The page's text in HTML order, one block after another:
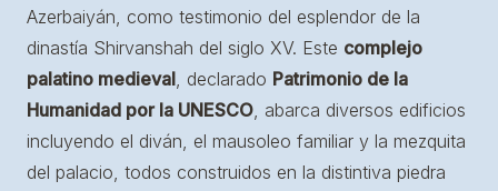
Azerbaiyán, como testimonio del esplendor de la
dinastía Shirvanshah del siglo XV. Este complejo
palatino medieval, declarado Patrimonio de la
Humanidad por la UNESCO, abarca diversos edificios
incluyendo el diván, el mausoleo familiar y la mezquita
del palacio, todos construidos en la distintiva piedra